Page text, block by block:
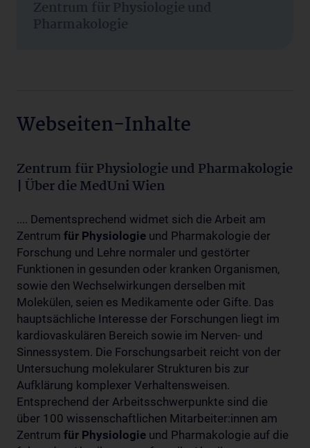
Zentrum für Physiologie und
Pharmakologie
Webseiten-Inhalte
Zentrum für Physiologie und Pharmakologie
| Über die MedUni Wien
.... Dementsprechend widmet sich die Arbeit am
Zentrum für Physiologie und Pharmakologie der
Forschung und Lehre normaler und gestörter
Funktionen in gesunden oder kranken Organismen,
sowie den Wechselwirkungen derselben mit
Molekülen, seien es Medikamente oder Gifte. Das
hauptsächliche Interesse der Forschungen liegt im
kardiovaskulären Bereich sowie im Nerven- und
Sinnessystem. Die Forschungsarbeit reicht von der
Untersuchung molekularer Strukturen bis zur
Aufklärung komplexer Verhaltensweisen.
Entsprechend der Arbeitsschwerpunkte sind die
über 100 wissenschaftlichen Mitarbeiter:innen am
Zentrum für Physiologie und Pharmakologie auf die